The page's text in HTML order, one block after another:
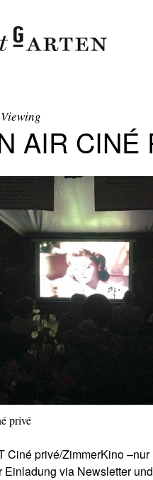
SAMMLUNG
KÜNSTLER*INNEN
PARTNER*INNEN
ANGEBOTE
AIR CINÉ
privé
Ciné privé/ZimmerKino –nur
Einladung via Newsletter